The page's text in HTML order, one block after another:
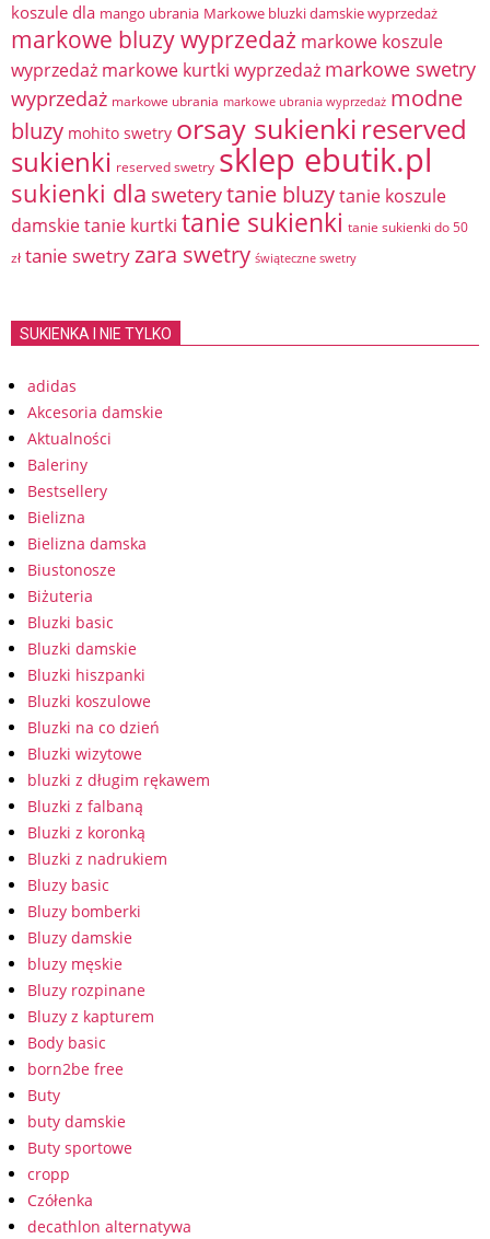
koszule dla mango ubrania Markowe bluzki damskie wyprzedaż
markowe bluzy wyprzedaż markowe koszule
wyprzedaż markowe kurtki wyprzedaż markowe swetry
wyprzedaż markowe ubrania markowe ubrania wyprzedaż modne
bluzy mohito swetry orsay sukienki reserved
sukienki reserved swetry sklep ebutik.pl
sukienki dla sweterytanie bluzytanie koszule
damskietanie kurtki tanie sukienki tanie sukienki do 50
zł tanie swetryzara swetry świąteczne swetry
SUKIENKA I NIE TYLKO
adidas
Akcesoria damskie
Aktualności
Baleriny
Bestsellery
Bielizna
Bielizna damska
Biustonosze
Biżuteria
Bluzki basic
Bluzki damskie
Bluzki hiszpanki
Bluzki koszulowe
Bluzki na co dzień
Bluzki wizytowe
bluzki z długim rękawem
Bluzki z falbaną
Bluzki z koronką
Bluzki z nadrukiem
Bluzy basic
Bluzy bomberki
Bluzy damskie
bluzy męskie
Bluzy rozpinane
Bluzy z kapturem
Body basic
born2be free
Buty
buty damskie
Buty sportowe
cropp
Czółenka
decathlon alternatywa